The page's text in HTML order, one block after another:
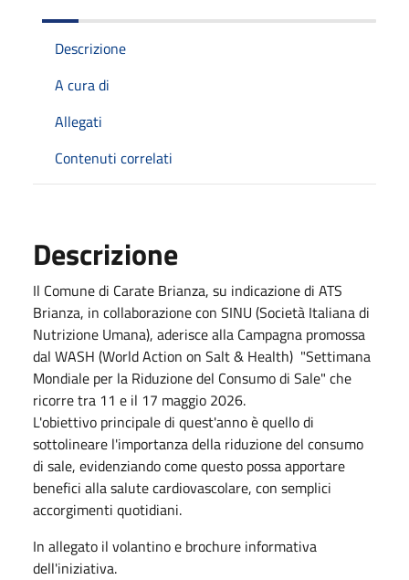
Descrizione
A cura di
Allegati
Contenuti correlati
Descrizione
Il Comune di Carate Brianza, su indicazione di ATS
Brianza, in collaborazione con SINU (Società Italiana di
Nutrizione Umana), aderisce alla Campagna promossa
dal WASH (World Action on Salt & Health) "Settimana
Mondiale per la Riduzione del Consumo di Sale" che
ricorre tra 11 e il 17 maggio 2026.
L'obiettivo principale di quest'anno è quello di
sottolineare l'importanza della riduzione del consumo
di sale, evidenziando come questo possa apportare
benefici alla salute cardiovascolare, con semplici
accorgimenti quotidiani.
In allegato il volantino e brochure informativa
dell'iniziativa.